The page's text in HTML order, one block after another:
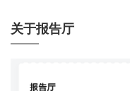
关于报告厅